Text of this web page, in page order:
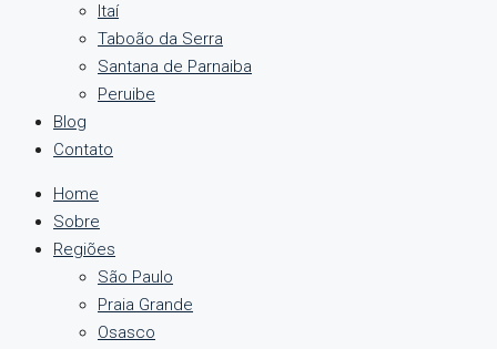
Itaí
Taboão da Serra
Santana de Parnaiba
Peruibe
Blog
Contato
Home
Sobre
Regiões
São Paulo
Praia Grande
Osasco